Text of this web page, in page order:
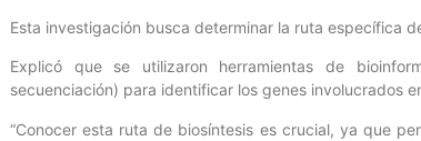
Esta investigación busca determinar la ruta específica
Explicó que se utilizaron herramientas de
secuenciación) para identificar los genes involucrados
“Conocer esta ruta de biosíntesis es crucial, ya que